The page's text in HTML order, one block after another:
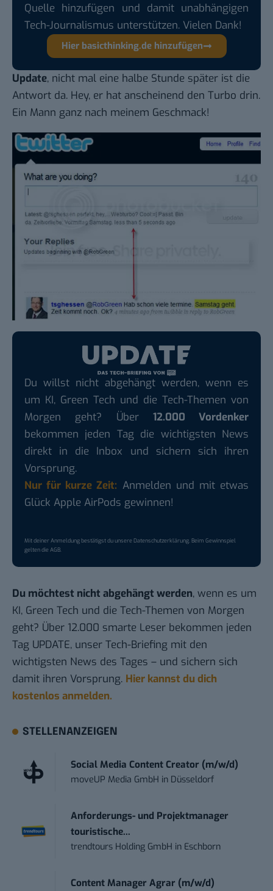
Quelle hinzufügen und damit unabhängigen
Tech-Journalismus unterstützen. Vielen Dank!
Hier basicthinking.de hinzufügen
Update, nicht mal eine halbe Stunde später ist die
Antwort da. Hey, er hat anscheinend den Turbo drin.
Ein Mann ganz nach meinem Geschmack!
Du willst nicht abgehängt werden, wenn es
um KI, Green Tech und die Tech-Themen von
Morgen geht? Über 12.000 Vordenker
bekommen jeden Tag die wichtigsten News
direkt in die Inbox und sichern sich ihren
Vorsprung.
Nur für kurze Zeit: Anmelden und mit etwas
Glück Apple AirPods gewinnen!
Mit deiner Anmeldung bestätigst du unsere Datenschutzerklärung. Beim Gewinnspiel
gelten dieAGB.
Du möchtest nicht abgehängt werden, wenn es um
KI, Green Tech und die Tech-Themen von Morgen
geht? Über 12.000 smarte Leser bekommen jeden
Tag UPDATE, unser Tech-Briefing mit den
wichtigsten News des Tages – und sichern sich
damit ihren Vorsprung. Hier kannst du dich
kostenlos anmelden.
STELLENANZEIGEN
Social Media Content Creator (m/w/d)
moveUP Media GmbH in Düsseldorf
Anforderungs- und Projektmanager
touristische...
trendtours Holding GmbH in Eschborn
Content Manager Agrar (m/w/d)